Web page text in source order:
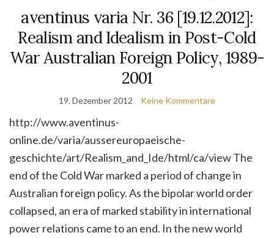
aventinus varia Nr. 36 [19.12.2012]:
Realism and Idealism in Post-Cold
War Australian Foreign Policy, 1989-
2001
19. Dezember 2012 Keine Kommentare
http://www.aventinus-
online.de/varia/aussereuropaeische-
geschichte/art/Realism_and_Ide/html/ca/view The
end of the Cold War marked a period of change in
Australian foreign policy. As the bipolar world order
collapsed, an era of marked stability in international
power relations came to an end. In the new world